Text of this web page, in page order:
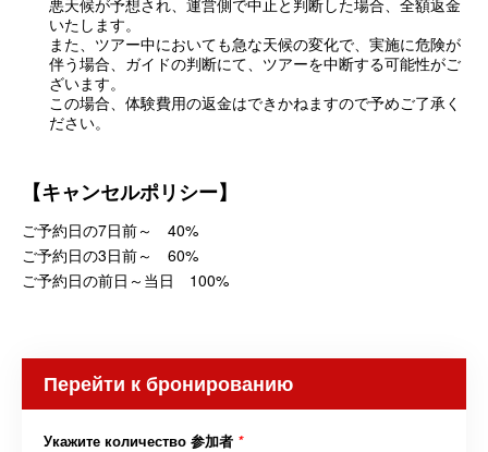
いたします。
また、ツアー中においても急な天候の変化で、実施に危険が
伴う場合、ガイドの判断にて、ツアーを中断する可能性がご
ざいます。
この場合、体験費用の返金はできかねますので予めご了承く
ださい。
【キャンセルポリシー】
ご予約日の7日前～ 40%
ご予約日の3日前～ 60%
ご予約日の前日～当日 100%
Перейти к бронированию
Укажите количество 参加者 *